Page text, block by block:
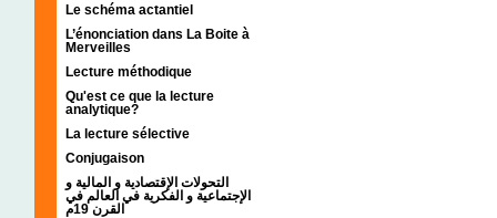
Le schéma actantiel
L’énonciation dans La Boite à
Merveilles
Lecture méthodique
Qu'est ce que la lecture
analytique?
La lecture sélective
Conjugaison
التحولات الإقتصادية و المالية و
الإجتماعية و الفكرية في العالم في
القرن 19م